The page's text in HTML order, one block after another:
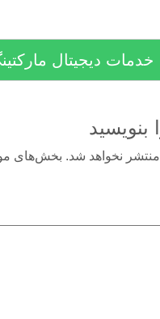
خدمات دیجیتال مارکتینگ
نخواهد شد. بخش‌های